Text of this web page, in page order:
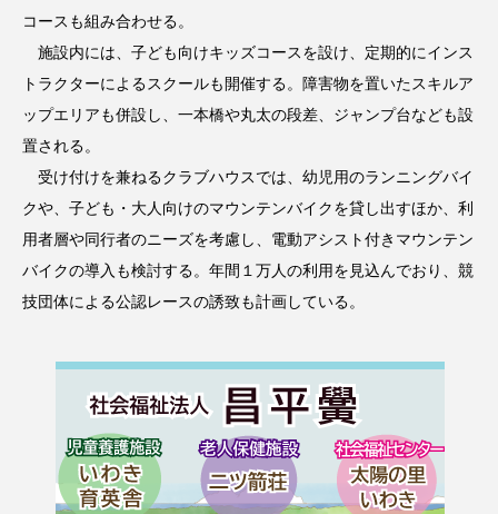
コースも組み合わせる。
施設内には、子ども向けキッズコースを設け、定期的にインス
トラクターによるスクールも開催する。障害物を置いたスキルア
ップエリアも併設し、一本橋や丸太の段差、ジャンプ台なども設
置される。
受け付けを兼ねるクラブハウスでは、幼児用のランニングバイ
クや、子ども・大人向けのマウンテンバイクを貸し出すほか、利
用者層や同行者のニーズを考慮し、電動アシスト付きマウンテン
バイクの導入も検討する。年間１万人の利用を見込んでおり、競
技団体による公認レースの誘致も計画している。